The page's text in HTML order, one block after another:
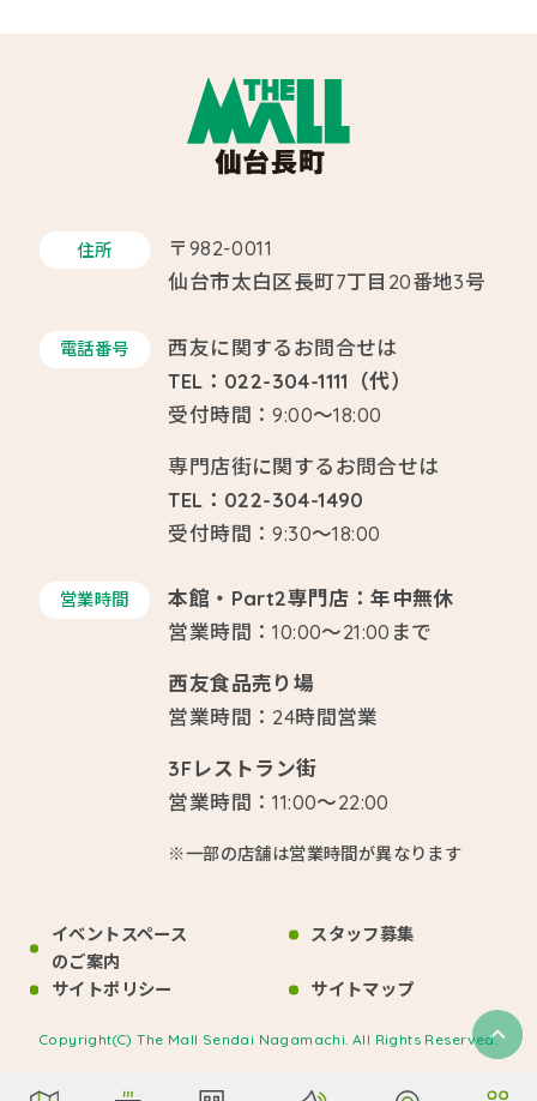
住所
〒982-0011
仙台市太白区長町7丁目20番地3号
電話番号
西友に関するお問合せは
TEL：022-304-1111（代）
受付時間：9:00～18:00
専門店街に関するお問合せは
TEL：022-304-1490
受付時間：9:30～18:00
営業時間
本館・Part2専門店：年中無休
営業時間：10:00～21:00まで
西友食品売り場
営業時間：24時間営業
3Fレストラン街
営業時間：11:00～22:00
※一部の店舗は営業時間が異なります
イベントスペース
のご案内
スタッフ募集
サイトポリシー サイトマップ
Copyright(C) The Mall Sendai Nagamachi. All Rights Reserved.